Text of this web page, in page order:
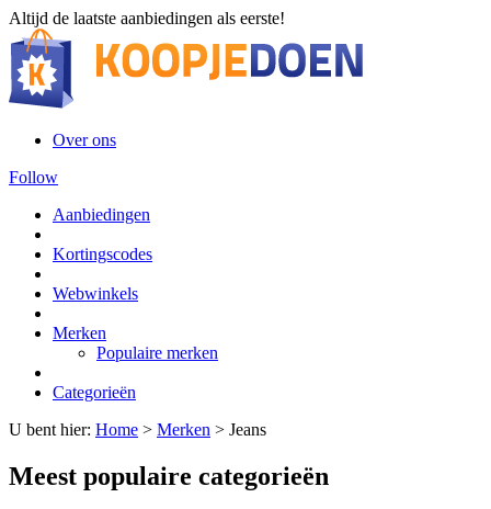
Altijd de laatste aanbiedingen als eerste!
Over ons
Follow
Aanbiedingen
Kortingscodes
Webwinkels
Merken
Populaire merken
Categorieën
U bent hier: Home > Merken > Jeans
Meest populaire categorieën